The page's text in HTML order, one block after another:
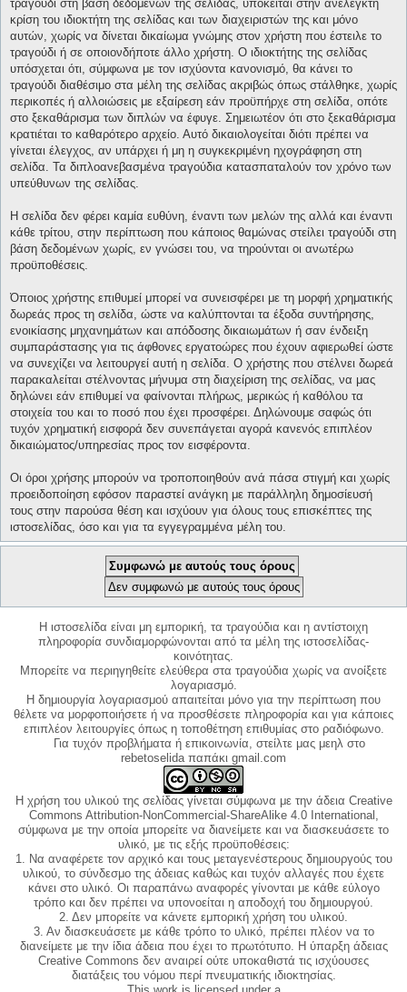
τραγούδι στη βάση δεδομένων της σελίδας, υπόκειται στην ανέλεγκτη
κρίση του ιδιοκτήτη της σελίδας και των διαχειριστών της και μόνο
αυτών, χωρίς να δίνεται δικαίωμα γνώμης στον χρήστη που έστειλε το
τραγούδι ή σε οποιονδήποτε άλλο χρήστη. Ο ιδιοκτήτης της σελίδας
υπόσχεται ότι, σύμφωνα με τον ισχύοντα κανονισμό, θα κάνει το
τραγούδι διαθέσιμο στα μέλη της σελίδας ακριβώς όπως στάλθηκε, χωρίς
περικοπές ή αλλοιώσεις με εξαίρεση εάν προϋπήρχε στη σελίδα, οπότε
στο ξεκαθάρισμα των διπλών να έφυγε. Σημειωτέον ότι στο ξεκαθάρισμα
κρατιέται το καθαρότερο αρχείο. Αυτό δικαιολογείται διότι πρέπει να
γίνεται έλεγχος, αν υπάρχει ή μη η συγκεκριμένη ηχογράφηση στη
σελίδα. Τα διπλοανεβασμένα τραγούδια κατασπαταλούν τον χρόνο των
υπεύθυνων της σελίδας.
Η σελίδα δεν φέρει καμία ευθύνη, έναντι των μελών της αλλά και έναντι
κάθε τρίτου, στην περίπτωση που κάποιος θαμώνας στείλει τραγούδι στη
βάση δεδομένων χωρίς, εν γνώσει του, να τηρούνται οι ανωτέρω
προϋποθέσεις.
Όποιος χρήστης επιθυμεί μπορεί να συνεισφέρει με τη μορφή χρηματικής
δωρεάς προς τη σελίδα, ώστε να καλύπτονται τα έξοδα συντήρησης,
ενοικίασης μηχανημάτων και απόδοσης δικαιωμάτων ή σαν ένδειξη
συμπαράστασης για τις άφθονες εργατοώρες που έχουν αφιερωθεί ώστε
να συνεχίζει να λειτουργεί αυτή η σελίδα. Ο χρήστης που στέλνει δωρεά
παρακαλείται στέλνοντας μήνυμα στη διαχείριση της σελίδας, να μας
δηλώνει εάν επιθυμεί να φαίνονται πλήρως, μερικώς ή καθόλου τα
στοιχεία του και το ποσό που έχει προσφέρει. Δηλώνουμε σαφώς ότι
τυχόν χρηματική εισφορά δεν συνεπάγεται αγορά κανενός επιπλέον
δικαιώματος/υπηρεσίας προς τον εισφέροντα.
Οι όροι χρήσης μπορούν να τροποποιηθούν ανά πάσα στιγμή και χωρίς
προειδοποίηση εφόσον παραστεί ανάγκη με παράλληλη δημοσίευσή
τους στην παρούσα θέση και ισχύουν για όλους τους επισκέπτες της
ιστοσελίδας, όσο και για τα εγγεγραμμένα μέλη του.
Η ιστοσελίδα είναι μη εμπορική, τα τραγούδια και η αντίστοιχη
πληροφορία συνδιαμορφώνονται από τα μέλη της ιστοσελίδας-
κοινότητας.
Μπορείτε να περιηγηθείτε ελεύθερα στα τραγούδια χωρίς να ανοίξετε
λογαριασμό.
Η δημιουργία λογαριασμού απαιτείται μόνο για την περίπτωση που
θέλετε να μορφοποιήσετε ή να προσθέσετε πληροφορία και για κάποιες
επιπλέον λειτουργίες όπως η τοποθέτηση επιθυμίας στο ραδιόφωνο.
Για τυχόν προβλήματα ή επικοινωνία, στείλτε μας μεηλ στο
rebetoselida παπάκι gmail.com
Η χρήση του υλικού της σελίδας γίνεται σύμφωνα με την άδεια Creative
Commons Attribution-NonCommercial-ShareAlike 4.0 International,
σύμφωνα με την οποία μπορείτε να διανείμετε και να διασκευάσετε το
υλικό, με τις εξής προϋποθέσεις:
1. Να αναφέρετε τον αρχικό και τους μεταγενέστερους δημιουργούς του
υλικού, το σύνδεσμο της άδειας καθώς και τυχόν αλλαγές που έχετε
κάνει στο υλικό. Οι παραπάνω αναφορές γίνονται με κάθε εύλογο
τρόπο και δεν πρέπει να υπονοείται η αποδοχή του δημιουργού.
2. Δεν μπορείτε να κάνετε εμπορική χρήση του υλικού.
3. Αν διασκευάσετε με κάθε τρόπο το υλικό, πρέπει πλέον να το
διανείμετε με την ίδια άδεια που έχει το πρωτότυπο. Η ύπαρξη άδειας
Creative Commons δεν αναιρεί ούτε υποκαθιστά τις ισχύουσες
διατάξεις του νόμου περί πνευματικής ιδιοκτησίας.